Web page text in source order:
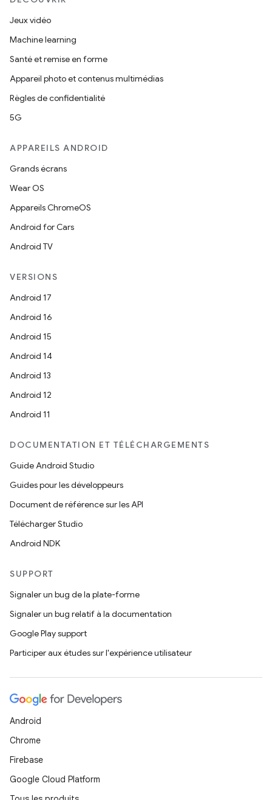
Jeux vidéo
Machine learning
Santé et remise en forme
Appareil photo et contenus multimédias
Règles de confidentialité
5G
APPAREILS ANDROID
Grands écrans
Wear OS
Appareils ChromeOS
Android for Cars
Android TV
VERSIONS
Android 17
Android 16
Android 15
Android 14
Android 13
Android 12
Android 11
DOCUMENTATION ET TÉLÉCHARGEMENTS
Guide Android Studio
Guides pour les développeurs
Document de référence sur les API
Télécharger Studio
Android NDK
SUPPORT
Signaler un bug de la plate-forme
Signaler un bug relatif à la documentation
Google Play support
Participer aux études sur l'expérience utilisateur
Android
Chrome
Firebase
Google Cloud Platform